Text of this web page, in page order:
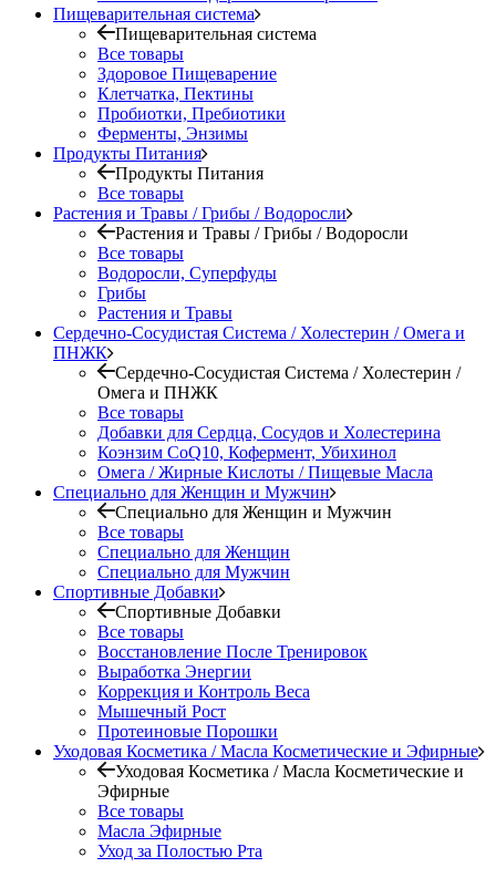
Пищеварительная система
Пищеварительная система
Все товары
Здоровое Пищеварение
Клетчатка, Пектины
Пробиотки, Пребиотики
Ферменты, Энзимы
Продукты Питания
Продукты Питания
Все товары
Растения и Травы / Грибы / Водоросли
Растения и Травы / Грибы / Водоросли
Все товары
Водоросли, Суперфуды
Грибы
Растения и Травы
Сердечно-Сосудистая Система / Холестерин / Омега и
ПНЖК
Сердечно-Сосудистая Система / Холестерин /
Омега и ПНЖК
Все товары
Добавки для Сердца, Сосудов и Холестерина
Коэнзим CoQ10, Кофермент, Убихинол
Омега / Жирные Кислоты / Пищевые Масла
Специально для Женщин и Мужчин
Специально для Женщин и Мужчин
Все товары
Специально для Женщин
Специально для Мужчин
Спортивные Добавки
Спортивные Добавки
Все товары
Восстановление После Тренировок
Выработка Энергии
Коррекция и Контроль Веса
Мышечный Рост
Протеиновые Порошки
Уходовая Косметика / Масла Косметические и Эфирные
Уходовая Косметика / Масла Косметические и
Эфирные
Все товары
Масла Эфирные
Уход за Полостью Рта